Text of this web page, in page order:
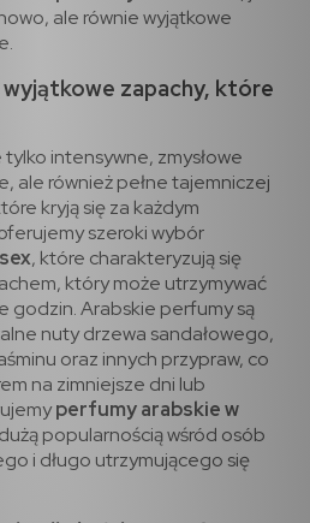
ale równie wyjątkowe
zapachy, które
intensywne, zmysłowe
ale również pełne tajemniczej
kryją się za każdym
szeroki wybór
, które charakteryzują się
który może utrzymywać
godzin. Arabskie perfumy są
nuty drzewa sandałowego,
oraz innych przypraw, co
na zimniejsze dni lub
perfumy arabskie w
popularnością wśród osób
i długo utrzymującego się